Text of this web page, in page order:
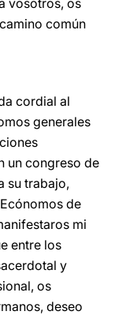
vosotros, os
común
cordial al
generales
un congreso de
su trabajo,
de
mi
entre los
y
os
deseo